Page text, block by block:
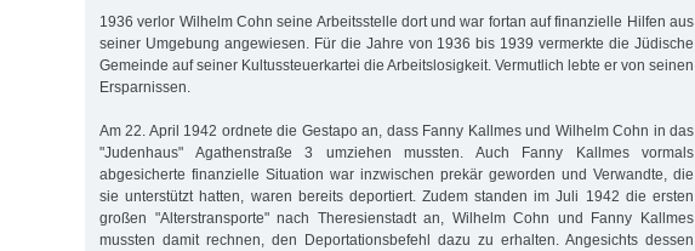
1936 verlor Wilhelm Cohn seine Arbeitsstelle dort und war fortan auf finanzielle Hilfen aus
seiner Umgebung angewiesen. Für die Jahre von 1936 bis 1939 vermerkte die Jüdische
Gemeinde auf seiner Kultussteuerkartei die Arbeitslosigkeit. Vermutlich lebte er von seinen
Ersparnissen.
Am 22. April 1942 ordnete die Gestapo an, dass Fanny Kallmes und Wilhelm Cohn in das
"Judenhaus" Agathenstraße 3 umziehen mussten. Auch Fanny Kallmes vormals
abgesicherte finanzielle Situation war inzwischen prekär geworden und Verwandte, die
sie unterstützt hatten, waren bereits deportiert. Zudem standen im Juli 1942 die ersten
großen "Alterstransporte" nach Theresienstadt an, Wilhelm Cohn und Fanny Kallmes
mussten damit rechnen, den Deportationsbefehl dazu zu erhalten. Angesichts dessen